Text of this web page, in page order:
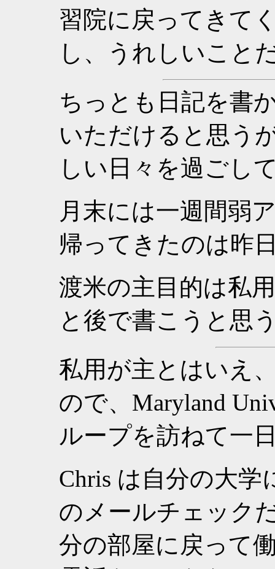
習院に戻ってきて
し、うれしいこと
ちっとも日記を書
いただけると思う
しい日々を過ごし
月末には一週間弱
帰ってきたのは昨
渡米の主目的は私
と後で書こうと思
私用が主とはいえ
ので、Maryland
ループを訪ねて一
Chris は自分の大
のメールチェック
分の部屋に戻って